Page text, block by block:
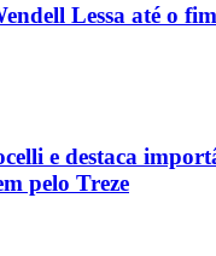
Lessa até o
e destaca
pelo Treze